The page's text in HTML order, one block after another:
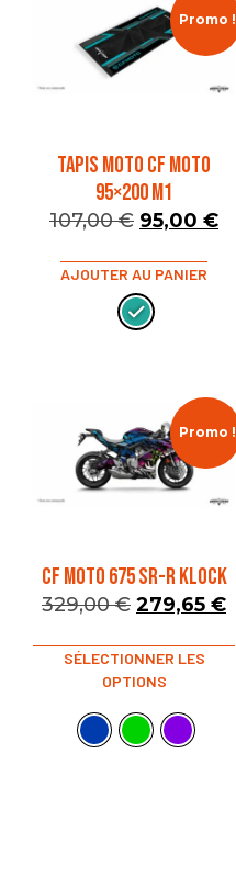
Promo !
TAPIS MOTO CF MOTO
95×200 M1
107,00€ 95,00 €
AJOUTER AU PANIER
Promo !
CF MOTO 675 SR-R KLOCK
329,00€ 279,65 €
SÉLECTIONNER LES
OPTIONS